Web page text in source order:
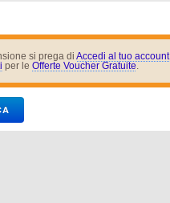
si prega di Accedi al tuo account
per le Offerte Voucher Gratuite.